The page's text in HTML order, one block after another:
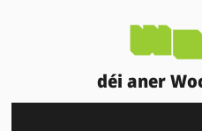
déi aner